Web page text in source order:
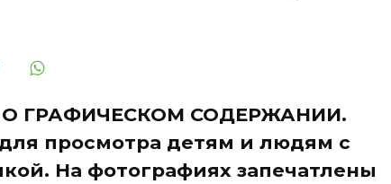
ГРАФИЧЕСКОМ СОДЕРЖАНИИ.
просмотра детям и людям с
На фотографиях запечатлены